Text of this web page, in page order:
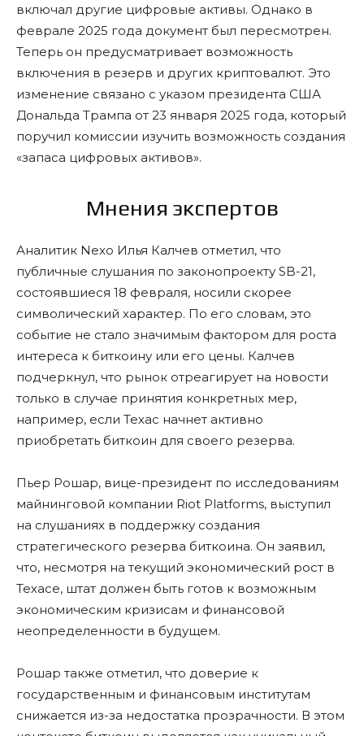
включал другие цифровые активы. Однако в
феврале 2025 года документ был пересмотрен.
Теперь он предусматривает возможность
включения в резерв и других криптовалют. Это
изменение связано с указом президента США
Дональда Трампа от 23 января 2025 года, который
поручил комиссии изучить возможность создания
«запаса цифровых активов».
Мнения экспертов
Аналитик Nexo Илья Калчев отметил, что
публичные слушания по законопроекту SB-21,
состоявшиеся 18 февраля, носили скорее
символический характер. По его словам, это
событие не стало значимым фактором для роста
интереса к биткоину или его цены. Калчев
подчеркнул, что рынок отреагирует на новости
только в случае принятия конкретных мер,
например, если Техас начнет активно
приобретать биткоин для своего резерва.
Пьер Рошар, вице-президент по исследованиям
майнинговой компании Riot Platforms, выступил
на слушаниях в поддержку создания
стратегического резерва биткоина. Он заявил,
что, несмотря на текущий экономический рост в
Техасе, штат должен быть готов к возможным
экономическим кризисам и финансовой
неопределенности в будущем.
Рошар также отметил, что доверие к
государственным и финансовым институтам
снижается из-за недостатка прозрачности. В этом